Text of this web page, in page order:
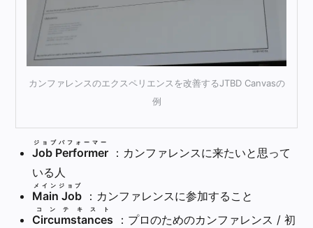
カンファレンスのエクスペリエンスを改善するJTBD Canvasの
例
Job Performer
ジョブパフォーマー
：カンファレンスに来たいと思って
いる人
Main Job
メインジョブ
：カンファレンスに参加すること
Circumstances
コンテキスト
：プロのためのカンファレンス / 初